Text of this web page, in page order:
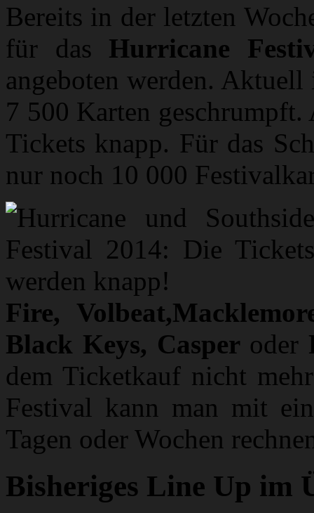
Bereits in der letzten
für das Hurricane
angeboten werden.
7 500 Karten
Tickets knapp. Für das
nur noch 10 000
Fire,
Black Keys, Casper oder
dem Ticketkauf nicht
Festival kann man mit
Tagen oder Wochen
Bisheriges Line Up im